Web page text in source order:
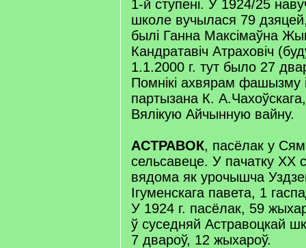
1-й ступені. У 1924/25
школе вучылася 79 дзяцей,
былі Ганна Максімаўна
Кандратавіч Атраховіч
1.1.2000 г. тут было 27
Помнікі ахвярам фашызму
партызана К. А.Чахоўскага,
Вялікую Айчынную вайну.
АСТРАВОК, пасёлак у
сельсавеце. У пачатку XX
вядома як урочышча
Ігуменскага павета, 1
У 1924 г. пасёлак, 59
ў суседняй Астравоцкай
7 двароў, 12 жыхароў.